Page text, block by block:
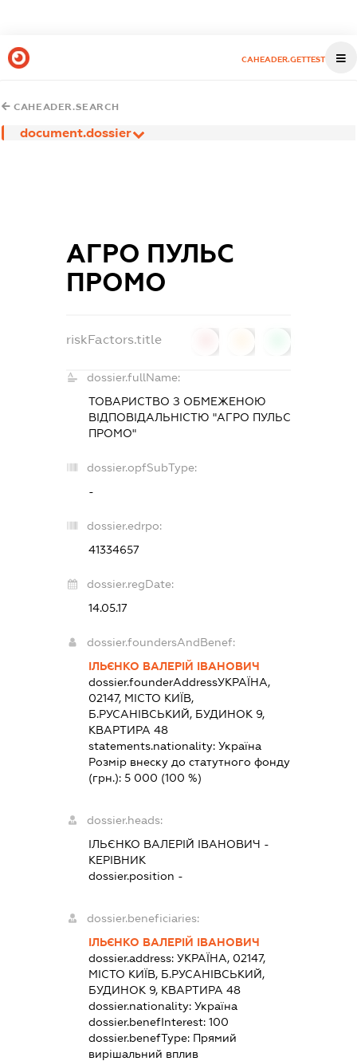
CAHEADER.GETTEST
CAHEADER.SEARCH
document.dossier
АГРО ПУЛЬС
ПРОМО
riskFactors.title
dossier.fullName:
ТОВАРИСТВО З ОБМЕЖЕНОЮ
ВІДПОВІДАЛЬНІСТЮ "АГРО ПУЛЬС
ПРОМО"
dossier.opfSubType:
-
dossier.edrpo:
41334657
dossier.regDate:
14.05.17
dossier.foundersAndBenef:
ІЛЬЄНКО ВАЛЕРІЙ ІВАНОВИЧ
dossier.founderAddressУКРАЇНА,
02147, МІСТО КИЇВ,
Б.РУСАНІВСЬКИЙ, БУДИНОК 9,
КВАРТИРА 48
statements.nationality: Україна
Розмір внеску до статутного фонду
(грн.): 5 000 (100 %)
dossier.heads:
ІЛЬЄНКО ВАЛЕРІЙ ІВАНОВИЧ -
КЕРІВНИК
dossier.position -
dossier.beneficiaries:
ІЛЬЄНКО ВАЛЕРІЙ ІВАНОВИЧ
dossier.address: УКРАЇНА, 02147,
МІСТО КИЇВ, Б.РУСАНІВСЬКИЙ,
БУДИНОК 9, КВАРТИРА 48
dossier.nationality: Україна
dossier.benefInterest: 100
dossier.benefType: Прямий
вирішальний вплив